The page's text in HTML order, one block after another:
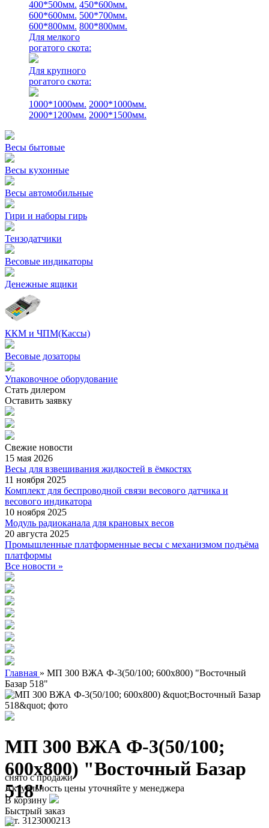
400*500мм. 450*600мм.
600*600мм. 500*700мм.
600*800мм. 800*800мм.
Для мелкого
рогатого скота:
Для крупного
рогатого скота:
1000*1000мм. 2000*1000мм.
2000*1200мм. 2000*1500мм.
Весы бытовые
Весы кухонные
Весы автомобильные
Гири и наборы гирь
Тензодатчики
Весовые индикаторы
Денежные ящики
ККМ и ЧПМ(Кассы)
Весовые дозаторы
Упаковочное оборудование
Стать дилером
Оставить заявку
Свежие новости
15 мая 2026
Весы для взвешивания жидкостей в ёмкостях
11 ноября 2025
Комплект для беспроводной связи весового датчика и
весового индикатора
10 ноября 2025
Модуль радиоканала для крановых весов
20 августа 2025
Промышленные платформенные весы с механизмом подъёма
платформы
Все новости »
Главная » МП 300 ВЖА Ф-3(50/100; 600х800) "Восточный
Базар 518"
МП 300 ВЖА Ф-3(50/100;
600х800) "Восточный Базар
518"
арт. 3123000213
снято с продажи
Актуальность цены уточняйте у менеджера
В корзину
Быстрый заказ